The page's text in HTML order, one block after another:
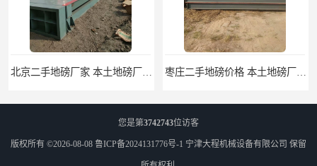
您是第3742743位访客
版权所有 ©2026-08-08 鲁ICP备2024131776号-1 宁津大程机械设备有限公司 保留